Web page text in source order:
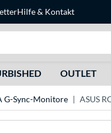
Hilfe& Kontakt
OUTLET
G-Sync-Monitore ASUS